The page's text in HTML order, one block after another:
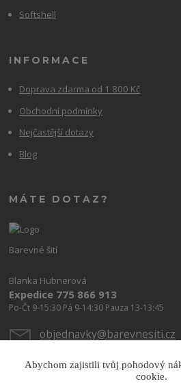
Softshell
INFORMACE
Doprava zdarma od 1 800 Kč
Obchodní podmínky
Nejčastější dotazy
Blog
MÁTE DOTAZ?
Barevné šití
Blanka Hubnerová
Expedice 775 866 913
Po-Čt 9-15:30 Pá 9-14:30 Pauza 13-13:45
objednavky@barevnesiti.cz
Abychom zajistili tvůj pohodový
cookie.